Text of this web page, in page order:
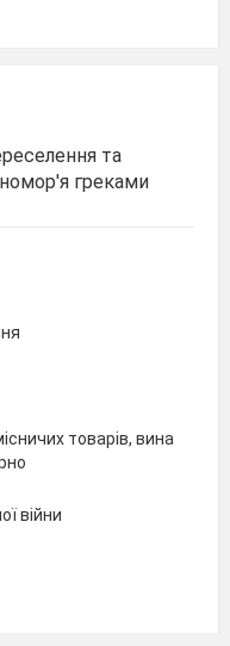
та
греками
товарів, вина
війни